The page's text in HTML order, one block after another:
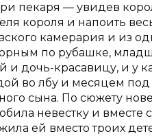
пекаря — увидев
короля и напоить
камерария и из
по рубашке,
и дочь-красавицу, и у
во лбу и месяцем
сына. По сюжету
невестку и
ей вместо троих